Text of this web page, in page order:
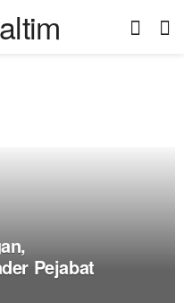
Pejabat